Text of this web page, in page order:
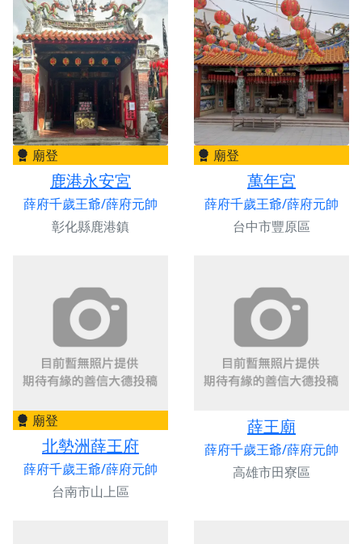
廟登
鹿港永安宮
薛府千歲王爺/薛府元帥
彰化縣鹿港鎮
廟登
萬年宮
薛府千歲王爺/薛府元帥
台中市豐原區
廟登
北勢洲薛王府
薛府千歲王爺/薛府元帥
台南市山上區
薛王廟
薛府千歲王爺/薛府元帥
高雄市田寮區